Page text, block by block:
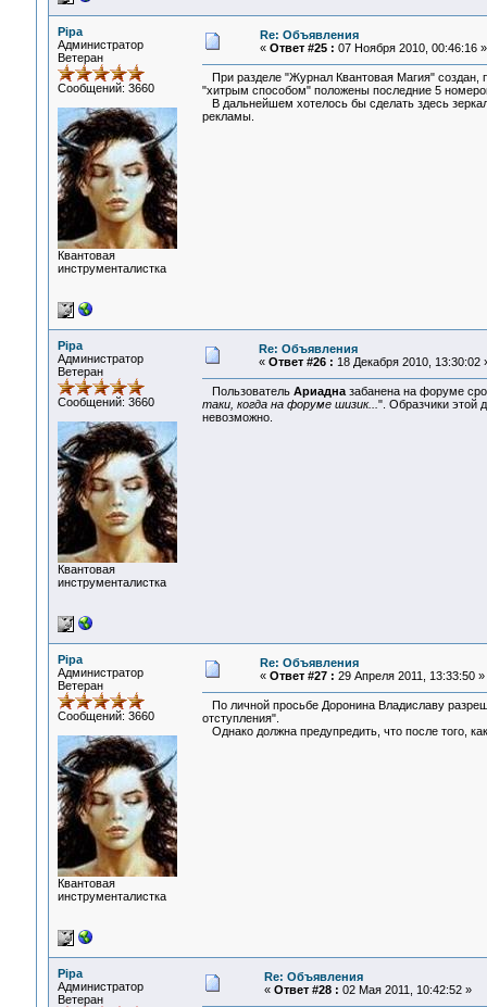
Pipa
Администратор
Ветеран
Сообщений: 3660
Квантовая
инструменталистка
Re: Объявления
« Ответ #25 : 07 Ноября 2010, 00:46:16 »
При разделе "Журнал Квантовая Магия" создан,
"хитрым способом" положены последние 5
В дальнейшем хотелось бы сделать здесь
рекламы.
Pipa
Администратор
Ветеран
Сообщений: 3660
Квантовая
инструменталистка
Re: Объявления
« Ответ #26 : 18 Декабря 2010, 13:30:02
Пользователь Ариадназабанена на форуме
таки, когда на форуме шизик... ". Образчики этой
невозможно.
Pipa
Администратор
Ветеран
Сообщений: 3660
Квантовая
инструменталистка
Re: Объявления
« Ответ #27 : 29 Апреля 2011, 13:33:50 »
По личной просьбе Доронина Владиславу
отступления".
Однако должна предупредить, что после того,
Pipa
Администратор
Ветеран
Re: Объявления
« Ответ #28 : 02 Мая 2011, 10:42:52 »